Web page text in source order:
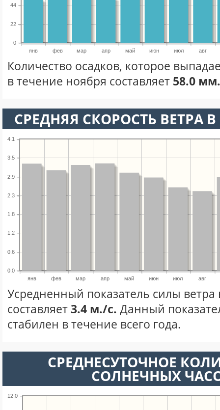
янв фев мар апр май июн июл авг
0
22
44
Количество осадков, которое
в течение ноября составляет 58.0 мм.
СРЕДНЯЯ СКОРОСТЬ ВЕТРА
янв фев мар апр май июн июл авг
0.0
0.6
1.2
1.8
2.3
2.9
3.5
4.1
Усредненный показатель силы ветра
составляет3.4 м./с. Данный
стабилен в течение всего года.
СРЕДНЕСУТОЧНОЕ
СОЛНЕЧНЫХ
12.0